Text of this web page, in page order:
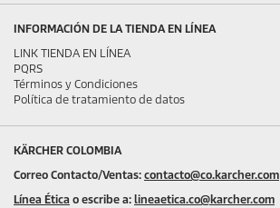
INFORMACIÓN DE LA TIENDA EN LÍNEA
LINK TIENDA EN LÍNEA
PQRS
Términos y Condiciones
Política de tratamiento de datos
KÄRCHER COLOMBIA
Correo Contacto/Ventas: contacto@co.karcher.com
Línea Ética o escribe a: lineaetica.co@karcher.com